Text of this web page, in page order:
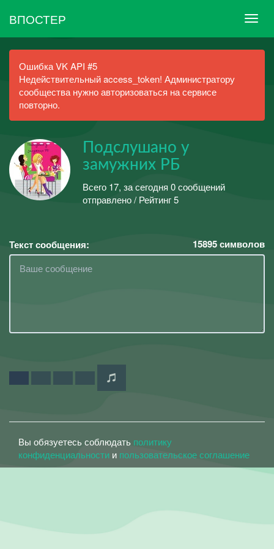
ВПОСТЕР
Ошибка VK API #5
Недействительный access_token! Администратору
сообщества нужно авторизоваться на сервисе
повторно.
Подслушано у
замужних РБ
Всего 17, за сегодня 0 сообщений
отправлено / Рейтинг 5
Текст сообщения: 15895символов
Вы обязуетесь соблюдать политику
конфиденциальности и пользовательское соглашение